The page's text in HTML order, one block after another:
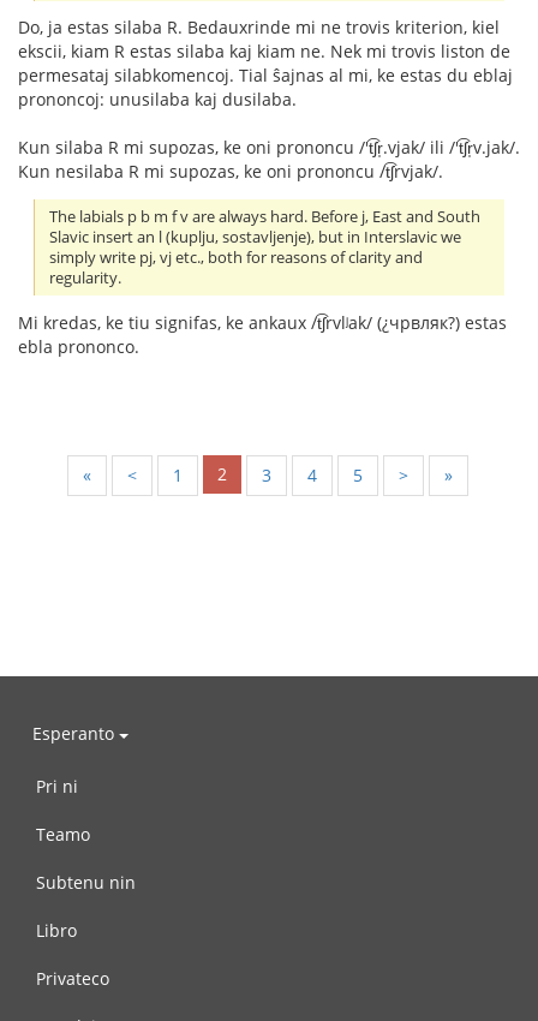
Do, ja estas silaba R. Bedauxrinde mi ne trovis kriterion, kiel
ekscii, kiam R estas silaba kaj kiam ne. Nek mi trovis liston de
permesataj silabkomencoj. Tial ŝajnas al mi, ke estas du eblaj
prononcoj: unusilaba kaj dusilaba.
Kun silaba R mi supozas, ke oni prononcu /'t͡ʃr̩.vjak/ ili /'t͡ʃr̩v.jak/.
Kun nesilaba R mi supozas, ke oni prononcu /t͡ʃrvjak/.
The labials p b m f v are always hard. Before j, East and South
Slavic insert an l (kuplju, sostavljenje), but in Interslavic we
simply write pj, vj etc., both for reasons of clarity and
regularity.
Mi kredas, ke tiu signifas, ke ankaux /t͡ʃrvlʲak/ (¿чрвляк?) estas
ebla prononco.
« < 1 2 3 4 5 > »
Esperanto
Pri ni
Teamo
Subtenu nin
Libro
Privateco